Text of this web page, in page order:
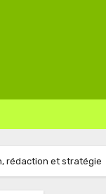
rédaction et stratégie